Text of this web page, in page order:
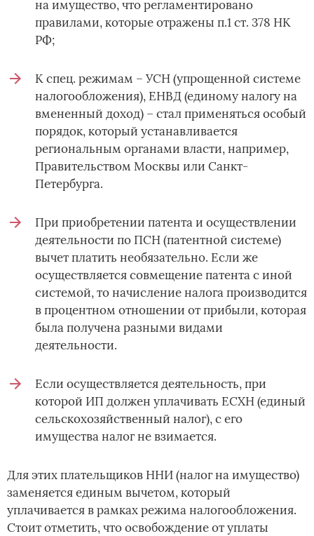
на имущество, что регламентировано
правилами, которые отражены п.1 ст. 378 НК
РФ;
К спец. режимам – УСН (упрощенной системе
налогообложения), ЕНВД (единому налогу на
вмененный доход) – стал применяться особый
порядок, который устанавливается
региональным органами власти, например,
Правительством Москвы или Санкт-
Петербурга.
При приобретении патента и осуществлении
деятельности по ПСН (патентной системе)
вычет платить необязательно. Если же
осуществляется совмещение патента с иной
системой, то начисление налога производится
в процентном отношении от прибыли, которая
была получена разными видами
деятельности.
Если осуществляется деятельность, при
которой ИП должен уплачивать ЕСХН (единый
сельскохозяйственный налог), с его
имущества налог не взимается.
Для этих плательщиков ННИ (налог на имущество)
заменяется единым вычетом, который
уплачивается в рамках режима налогообложения.
Стоит отметить, что освобождение от уплаты